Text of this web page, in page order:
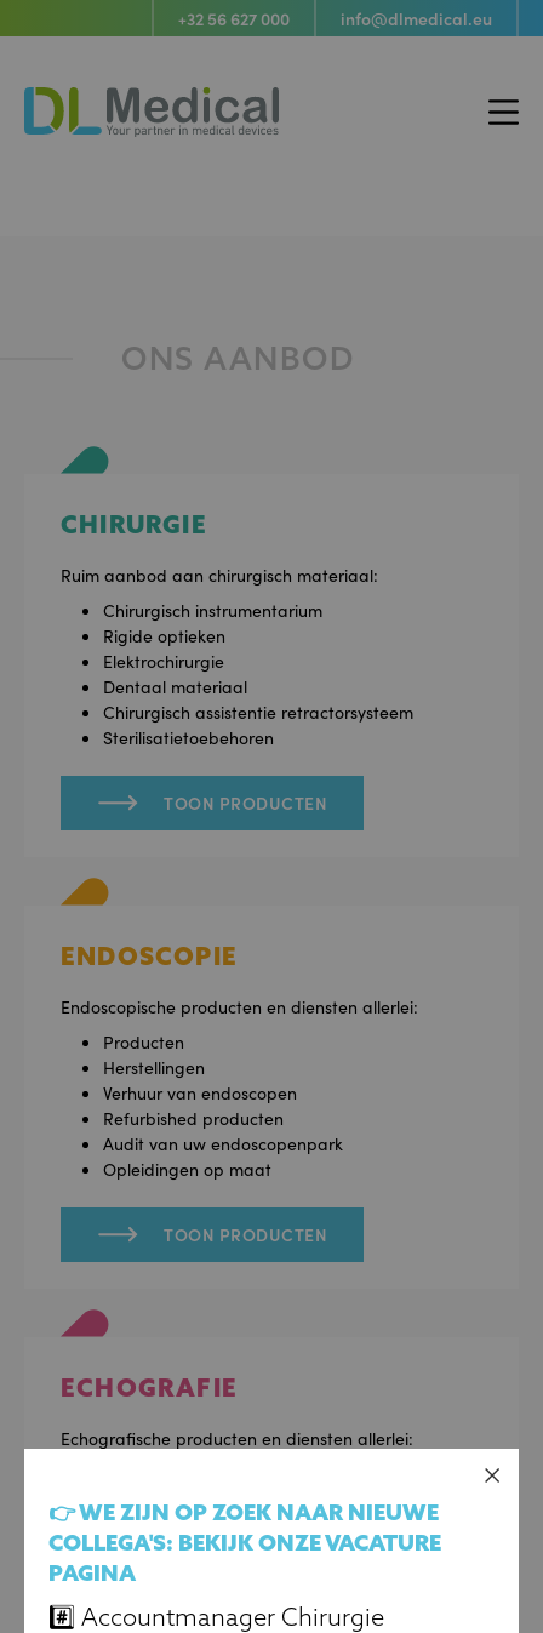
+32 56 627 000 info@dlmedical.eu
DL
Medical
ONS AANBOD
CHIRURGIE
Ruim aanbod aan chirurgisch materiaal:
Chirurgisch instrumentarium
Rigide optieken
Elektrochirurgie
Dentaal materiaal
Chirurgisch assistentie retractorsysteem
Sterilisatietoebehoren
TOON PRODUCTEN
ENDOSCOPIE
Endoscopische producten en diensten allerlei:
Producten
Herstellingen
Verhuur van endoscopen
Refurbished producten
Audit van uw endoscopenpark
Opleidingen op maat
TOON PRODUCTEN
ECHOGRAFIE
Echografische producten en diensten allerlei:
Herstellingen
Verhuur van probes
Refurbished producten
TOON PRODUCTEN
👉 WE ZIJN OP ZOEK NAAR NIEUWE
COLLEGA'S: BEKIJK ONZE VACATURE
PAGINA
#️⃣ Accountmanager Chirurgie